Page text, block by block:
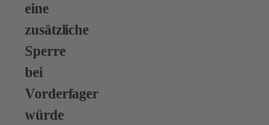
eine
zusätzliche
Sperre
bei
Vorderfager
würde